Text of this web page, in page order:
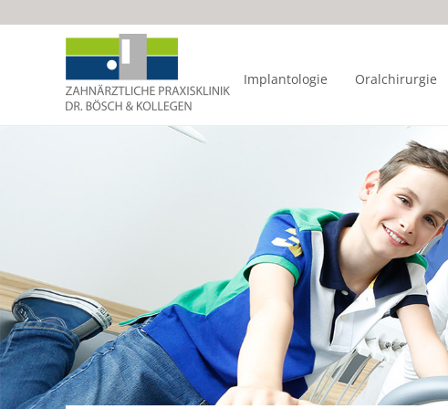
Implantologie Oralchirurgie